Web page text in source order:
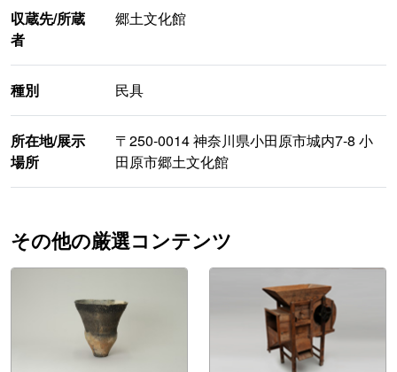
収蔵先/所蔵
者
郷土文化館
種別 民具
所在地/展示
場所
〒250-0014 神奈川県小田原市城内7-8 小
田原市郷土文化館
その他の厳選コンテンツ